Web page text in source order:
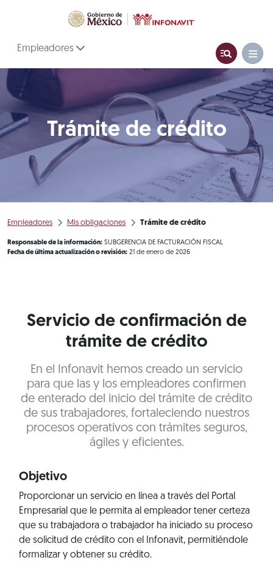
Empleadores
Trámite de crédito
Empleadores Mis obligaciones Trámite de crédito
Responsable de la información: SUBGERENCIA DE FACTURACIÓN FISCAL
Fecha de última actualización o revisión: 21 de enero de 2026
Servicio de confirmación de
trámite de crédito
En el Infonavit hemos creado un servicio
para que las y los empleadores confirmen
de enterado del inicio del trámite de crédito
de sus trabajadores, fortaleciendo nuestros
procesos operativos con trámites seguros,
ágiles y eficientes.
Objetivo
Proporcionar un servicio en línea a través del Portal
Empresarial que le permita al empleador tener certeza
que su trabajadora o trabajador ha iniciado su proceso
de solicitud de crédito con el Infonavit, permitiéndole
formalizar y obtener su crédito.